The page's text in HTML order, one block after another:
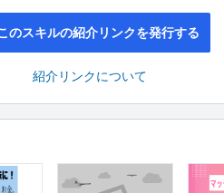
のスキルの紹介リンクを発行する
紹介リンクについて